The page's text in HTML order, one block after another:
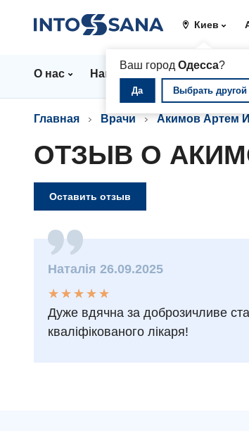
Киев
Ваш городОдесса?
Да Выбрать другой
О нас Направления Цены
Главная Врачи Акимов Артем
ОТЗЫВ О
Оставить отзыв
Наталія 26.09.2025
★
★
★
★
★
★ ★ ★ ★ ★
Дуже вдячна за доброзичливе
кваліфікованого лікаря!